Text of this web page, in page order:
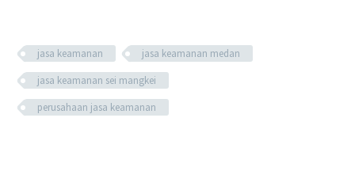
jasa keamanan
jasa keamanan medan
jasa keamanan sei mangkei
perusahaan jasa keamanan